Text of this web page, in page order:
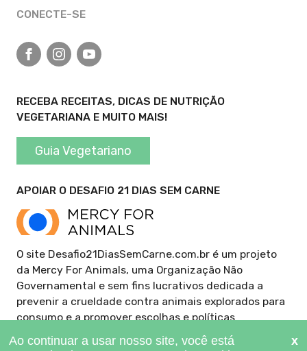
CONECTE-SE
FacebookInstagramYouTube
RECEBA RECEITAS, DICAS DE NUTRIÇÃO
VEGETARIANA E MUITO MAIS!
Guia Vegetariano
APOIAR O DESAFIO 21 DIAS SEM CARNE
O site Desafio21DiasSemCarne.com.br é um projeto
da Mercy For Animals, uma Organização Não
Governamental e sem fins lucrativos dedicada a
prevenir a crueldade contra animais explorados para
consumo e a promover escolhas e políticas
alimentares compassivas. Doe para ajudar a manter
este site gratuito.